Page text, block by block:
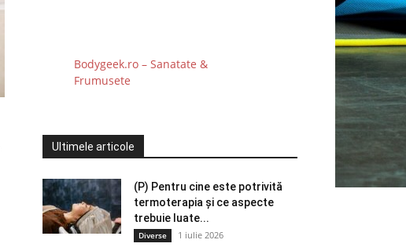
Bodygeek.ro – Sanatate &
Frumusete
Ultimele articole
(P) Pentru cine este potrivită
termoterapia și ce aspecte
trebuie luate...
Diverse 1 iulie 2026